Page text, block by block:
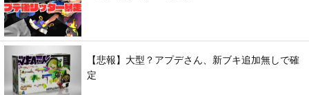
【悲報】大型？アプデさん、新ブキ追加無しで確
定